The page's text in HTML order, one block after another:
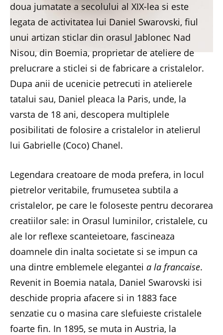
doua jumatate a secolului al XIX-lea si este
legata de activitatea lui Daniel Swarovski, fiul
unui artizan sticlar din orasul Jablonec Nad
Nisou, din Boemia, proprietar de ateliere de
prelucrare a sticlei si de fabricare a cristalelor.
Dupa anii de ucenicie petrecuti in atelierele
tatalui sau, Daniel pleaca la Paris, unde, la
varsta de 18 ani, descopera multiplele
posibilitati de folosire a cristalelor in atelierul
lui Gabrielle (Coco) Chanel.
Legendara creatoare de moda prefera, in locul
pietrelor veritabile, frumusetea subtila a
cristalelor, pe care le foloseste pentru decorarea
creatiilor sale: in Orasul luminilor, cristalele, cu
ale lor reflexe scanteietoare, fascineaza
doamnele din inalta societate si se impun ca
una dintre emblemele elegantei a la francaise.
Revenit in Boemia natala, Daniel Swarovski isi
deschide propria afacere si in 1883 face
senzatie cu o masina care slefuieste cristalele
foarte fin. In 1895, se muta in Austria, la